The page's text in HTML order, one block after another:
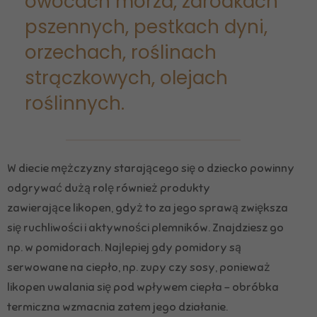
pszennych, pestkach dyni,
orzechach, roślinach
strączkowych, olejach
roślinnych.
W diecie mężczyzny starającego się o dziecko powinny
odgrywać dużą rolę również produkty
zawierające likopen, gdyż to za jego sprawą zwiększa
się ruchliwości i aktywności plemników. Znajdziesz go
np. w pomidorach. Najlepiej gdy pomidory są
serwowane na ciepło, np. zupy czy sosy, ponieważ
likopen uwalania się pod wpływem ciepła – obróbka
termiczna wzmacnia zatem jego działanie.